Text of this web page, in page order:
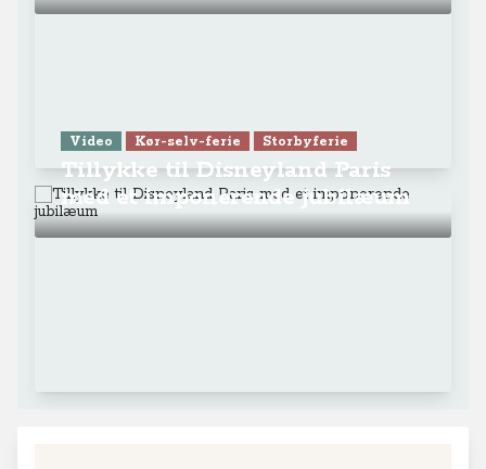
Video Kør-selv-ferie Storbyferie
Tillykke til Disneyland Paris
med et imponerende jubilæum